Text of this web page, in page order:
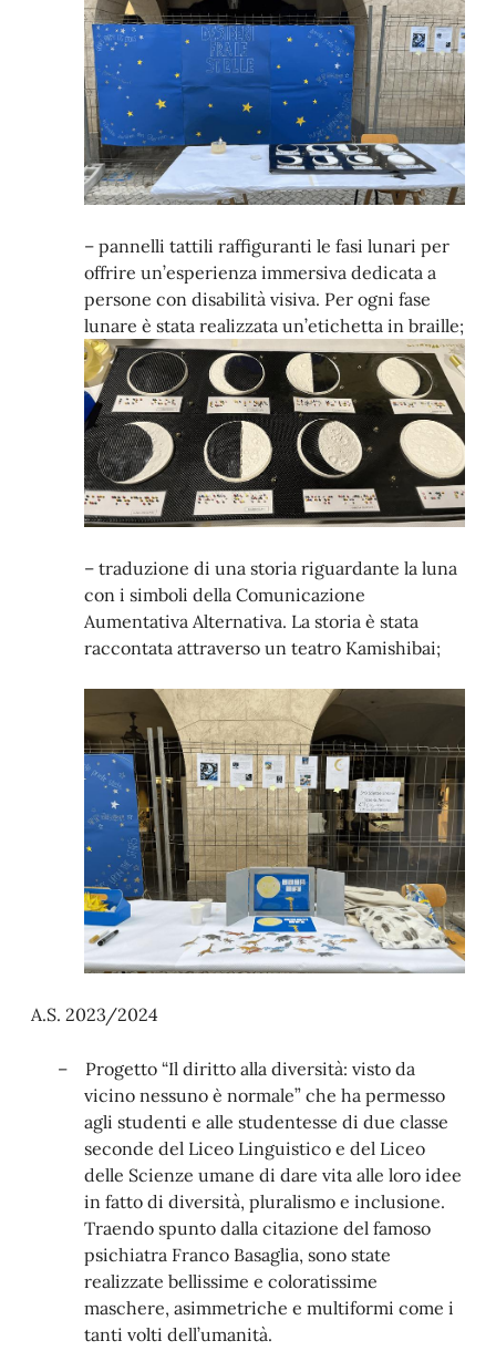
– pannelli tattili raffiguranti le fasi lunari per
offrire un’esperienza immersiva dedicata a
persone con disabilità visiva. Per ogni fase
lunare è stata realizzata un’etichetta in braille;
– traduzione di una storia riguardante la luna
con i simboli della Comunicazione
Aumentativa Alternativa. La storia è stata
raccontata attraverso un teatro Kamishibai;
A.S. 2023/2024
–
Progetto “Il diritto alla diversità: visto da
vicino nessuno è normale” che ha permesso
agli studenti e alle studentesse di due classe
seconde del Liceo Linguistico e del Liceo
delle Scienze umane di dare vita alle loro idee
in fatto di diversità, pluralismo e inclusione.
Traendo spunto dalla citazione del famoso
psichiatra Franco Basaglia, sono state
realizzate bellissime e coloratissime
maschere, asimmetriche e multiformi come i
tanti volti dell’umanità.